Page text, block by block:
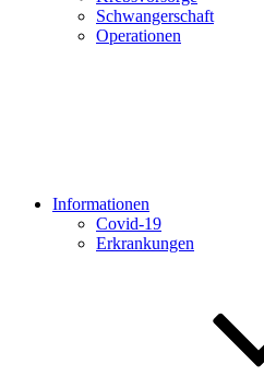
Schwangerschaft
Operationen
Informationen
Covid-19
Erkrankungen